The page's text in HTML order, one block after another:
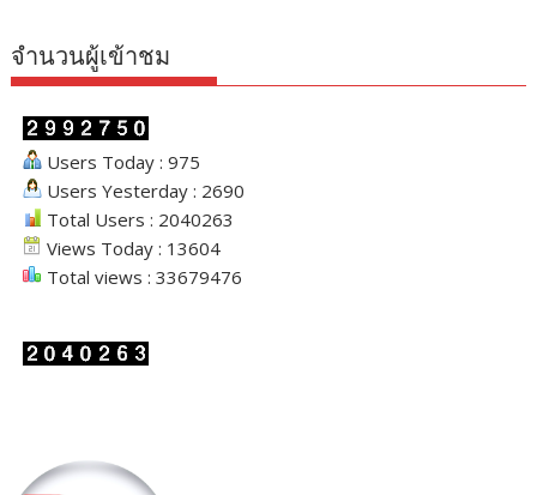
จำนวนผู้เข้าชม
Users Today : 975
Users Yesterday : 2690
Total Users : 2040263
Views Today : 13604
Total views : 33679476